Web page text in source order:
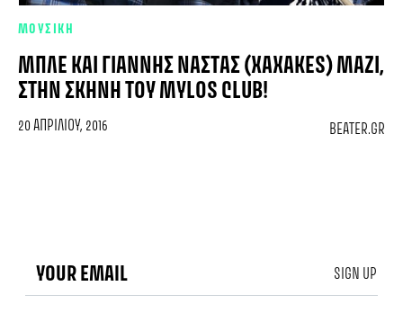
ΜΟΥΣΙΚΗ
ΜΠΛΕ ΚΑΙ ΓΙΆΝΝΗΣ ΝΆΣΤΑΣ (XAXAKES) ΜΑΖΊ,
ΣΤΗΝ ΣΚΗΝΉ ΤΟΥ MYLOS CLUB!
20 ΑΠΡΙΛΊΟΥ, 2016 BEATER.GR
SIGN UP